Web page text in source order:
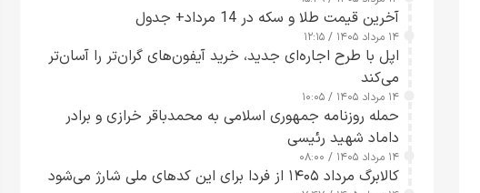
آخرین قیمت طلا و سکه در 14 مرداد+ جدول
۱۴ مرداد ۱۴۰۵ / ۱۲:۱۵
اپل با طرح اجاره‌ای جدید، خرید آیفون‌های گران‌تر را آسان‌تر
می‌کند
۱۴ مرداد ۱۴۰۵ / ۱۰:۰۵
حمله روزنامه جمهوری اسلامی به محمدباقر خرازی و برادر
داماد شهید رئیسی
۱۴ مرداد ۱۴۰۵ / ۰۸:۰۰
کالابرگ مرداد ۱۴۰۵ از فردا برای این کدهای ملی شارژ می‌شود